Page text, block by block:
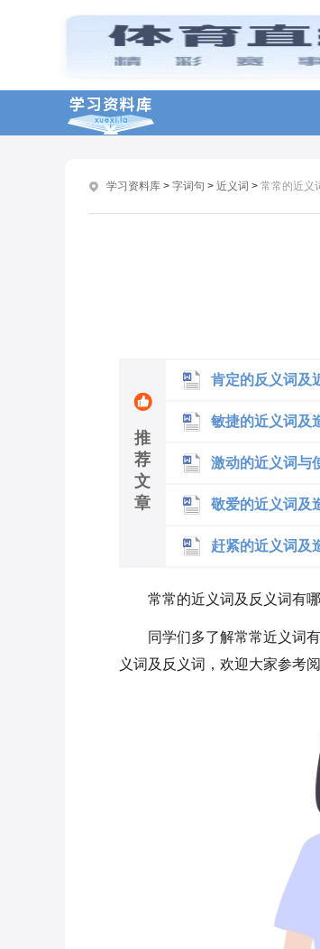
学习资料库 > 字词句 > 近义词 > 常常的近义
推
荐
文
章
肯定的反义词及
敏捷的近义词及
激动的近义词与
敬爱的近义词及
赶紧的近义词及
常常的近义词及反义词有
同学们多了解常常近义词
义词及反义词，欢迎大家参考
诚实近义词和造句
茂盛近义词及造句有哪些
高贵的近义词及造句
激动的近义词都有哪些
崇高的近义词及造句